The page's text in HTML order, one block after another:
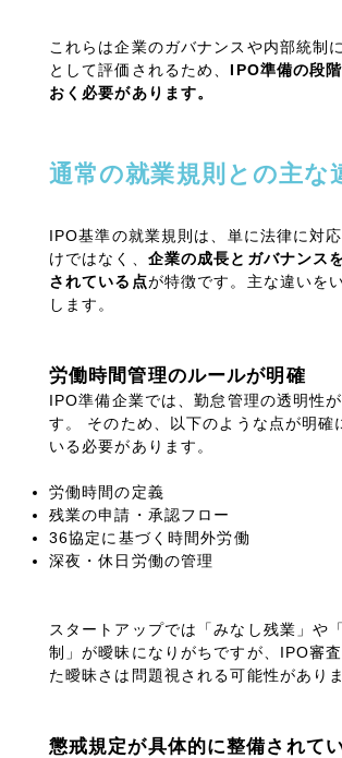
これらは企業のガバナンスや内部統制
として評価されるため、 IPO準備の段
おく必要があります。
通常の就業規則との主な
IPO基準の就業規則は、単に法律に対
けではなく、 企業の成長とガバナンス
されている点が特徴です。主な違いを
します。
労働時間管理のルールが明確
IPO準備企業では、勤怠管理の透明性
す。
そのため、以下のような点が明確
いる必要があります。
労働時間の定義
残業の申請・承認フロー
36協定に基づく時間外労働
深夜・休日労働の管理
スタートアップでは「みなし残業」や
制」が曖昧になりがちですが、 IPO審
た曖昧さは問題視される可能性がありま
懲戒規定が具体的に整備されて